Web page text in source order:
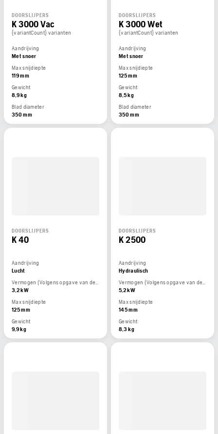
DOORSLIJPERS
K 3000 Vac
{variantCount} varianten
Aandrijving
Met snoer
Max snijdiepte
119 mm
Gewicht
8,9 kg
Blad diameter
350 mm
DOORSLIJPERS
K 3000 Wet
{variantCount} varianten
Aandrijving
Met snoer
Max snijdiepte
125 mm
Gewicht
8,5 kg
Blad diameter
350 mm
DOORSLIJPERS
K 40
Aandrijving
Lucht
Vermogen (Volgens opgave van de motorfabrikant)
3,2 kW
Max snijdiepte
125 mm
Gewicht
9,9 kg
DOORSLIJPERS
K 2500
Aandrijving
Hydraulisch
Vermogen (Volgens opgave van de motorfabrikant)
5,2 kW
Max snijdiepte
145 mm
Gewicht
8,3 kg